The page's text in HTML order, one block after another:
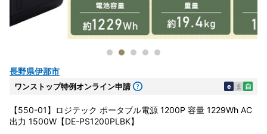
長野県伊那市
ワンストップ特例オンライン申請 e ま 自
【550-01】ロジテック ポータブル電源 1200P 容量 1229Wh AC
出力 1500W【DE-PS1200PLBK】